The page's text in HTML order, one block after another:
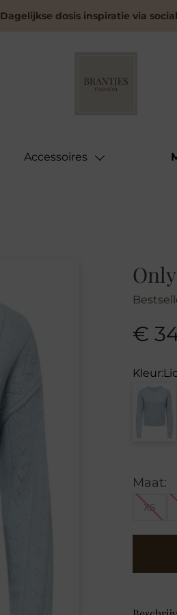
Dagelijkse dosis inspiratie via
Accessoires
Only
€
Kleur:
Maat:
XS